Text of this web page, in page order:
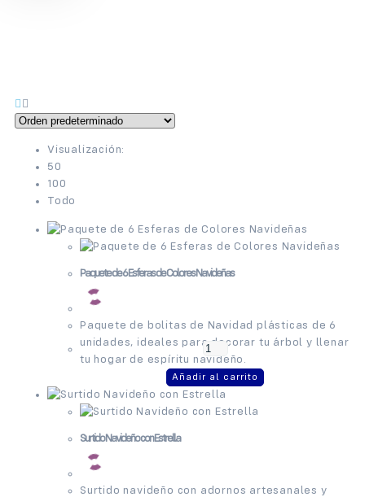
Visualización:
50
100
Todo
Paquete de 6 Esferas de Colores Navideñas
Paquete de bolitas de Navidad plásticas de 6
unidades, ideales para decorar tu árbol y llenar
tu hogar de espíritu navideño.
Añadir al carrito
Surtido Navideño con Estrella
Surtido navideño con adornos artesanales y